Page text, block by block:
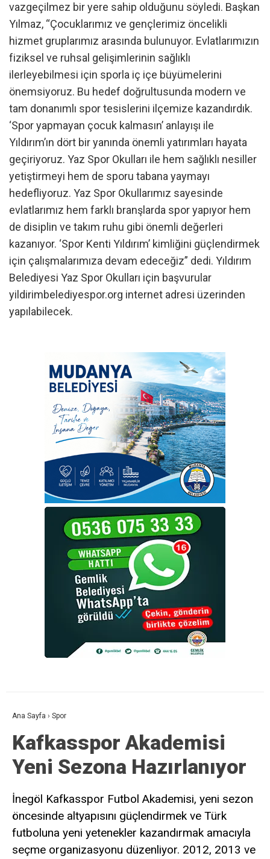
vazgeçilmez bir yere sahip olduğunu söyledi. Başkan
Yılmaz, “Çocuklarımız ve gençlerimiz öncelikli
hizmet gruplarımız arasında bulunuyor. Evlatlarımızın
fiziksel ve ruhsal gelişimlerinin sağlıklı
ilerleyebilmesi için sporla iç içe büyümelerini
önemsiyoruz. Bu hedef doğrultusunda modern ve
tam donanımlı spor tesislerini ilçemize kazandırdık.
‘Spor yapmayan çocuk kalmasın’ anlayışı ile
Yıldırım’ın dört bir yanında önemli yatırımları hayata
geçiriyoruz. Yaz Spor Okulları ile hem sağlıklı nesiller
yetiştirmeyi hem de sporu tabana yaymayı
hedefliyoruz. Yaz Spor Okullarımız sayesinde
evlatlarımız hem farklı branşlarda spor yapıyor hem
de disiplin ve takım ruhu gibi önemli değerleri
kazanıyor. ‘Spor Kenti Yıldırım’ kimliğini güçlendirmek
için çalışmalarımıza devam edeceğiz” dedi. Yıldırım
Belediyesi Yaz Spor Okulları için başvurular
yildirimbelediyespor.org internet adresi üzerinden
yapılabilecek.
Ana Sayfa › Spor
Kafkasspor Akademisi
Yeni Sezona Hazırlanıyor
İnegöl Kafkasspor Futbol Akademisi, yeni sezon
öncesinde altyapısını güçlendirmek ve Türk
futboluna yeni yetenekler kazandırmak amacıyla
seçme organizasyonu düzenliyor. 2012, 2013 ve